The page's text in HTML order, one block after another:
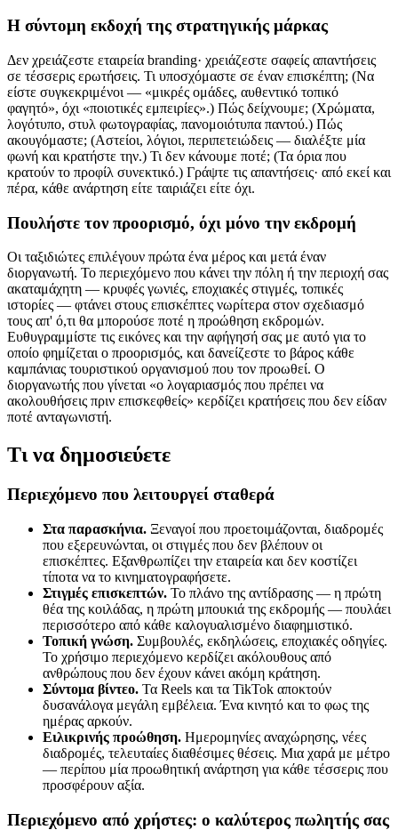
Η σύντομη εκδοχή της στρατηγικής μάρκας
Δεν χρειάζεστε εταιρεία branding· χρειάζεστε σαφείς απαντήσεις
σε τέσσερις ερωτήσεις. Τι υποσχόμαστε σε έναν επισκέπτη; (Να
είστε συγκεκριμένοι — «μικρές ομάδες, αυθεντικό τοπικό
φαγητό», όχι «ποιοτικές εμπειρίες».) Πώς δείχνουμε; (Χρώματα,
λογότυπο, στυλ φωτογραφίας, πανομοιότυπα παντού.) Πώς
ακουγόμαστε; (Αστείοι, λόγιοι, περιπετειώδεις — διαλέξτε μία
φωνή και κρατήστε την.) Τι δεν κάνουμε ποτέ; (Τα όρια που
κρατούν το προφίλ συνεκτικό.) Γράψτε τις απαντήσεις· από εκεί και
πέρα, κάθε ανάρτηση είτε ταιριάζει είτε όχι.
Πουλήστε τον προορισμό, όχι μόνο την εκδρομή
Οι ταξιδιώτες επιλέγουν πρώτα ένα μέρος και μετά έναν
διοργανωτή. Το περιεχόμενο που κάνει την πόλη ή την περιοχή σας
ακαταμάχητη — κρυφές γωνιές, εποχιακές στιγμές, τοπικές
ιστορίες — φτάνει στους επισκέπτες νωρίτερα στον σχεδιασμό
τους απ' ό,τι θα μπορούσε ποτέ η προώθηση εκδρομών.
Ευθυγραμμίστε τις εικόνες και την αφήγησή σας με αυτό για το
οποίο φημίζεται ο προορισμός, και δανείζεστε το βάρος κάθε
καμπάνιας τουριστικού οργανισμού που τον προωθεί. Ο
διοργανωτής που γίνεται «ο λογαριασμός που πρέπει να
ακολουθήσεις πριν επισκεφθείς» κερδίζει κρατήσεις που δεν είδαν
ποτέ ανταγωνιστή.
Τι να δημοσιεύετε
Περιεχόμενο που λειτουργεί σταθερά
Στα παρασκήνια. Ξεναγοί που προετοιμάζονται, διαδρομές
που εξερευνώνται, οι στιγμές που δεν βλέπουν οι
επισκέπτες. Εξανθρωπίζει την εταιρεία και δεν κοστίζει
τίποτα να το κινηματογραφήσετε.
Στιγμές επισκεπτών. Το πλάνο της αντίδρασης — η πρώτη
θέα της κοιλάδας, η πρώτη μπουκιά της εκδρομής — πουλάει
περισσότερο από κάθε καλογυαλισμένο διαφημιστικό.
Τοπική γνώση. Συμβουλές, εκδηλώσεις, εποχιακές οδηγίες.
Το χρήσιμο περιεχόμενο κερδίζει ακόλουθους από
ανθρώπους που δεν έχουν κάνει ακόμη κράτηση.
Σύντομα βίντεο. Τα Reels και τα TikTok αποκτούν
δυσανάλογα μεγάλη εμβέλεια. Ένα κινητό και το φως της
ημέρας αρκούν.
Ειλικρινής προώθηση. Ημερομηνίες αναχώρησης, νέες
διαδρομές, τελευταίες διαθέσιμες θέσεις. Μια χαρά με μέτρο
— περίπου μία προωθητική ανάρτηση για κάθε τέσσερις που
προσφέρουν αξία.
Περιεχόμενο από χρήστες: ο καλύτερος πωλητής σας